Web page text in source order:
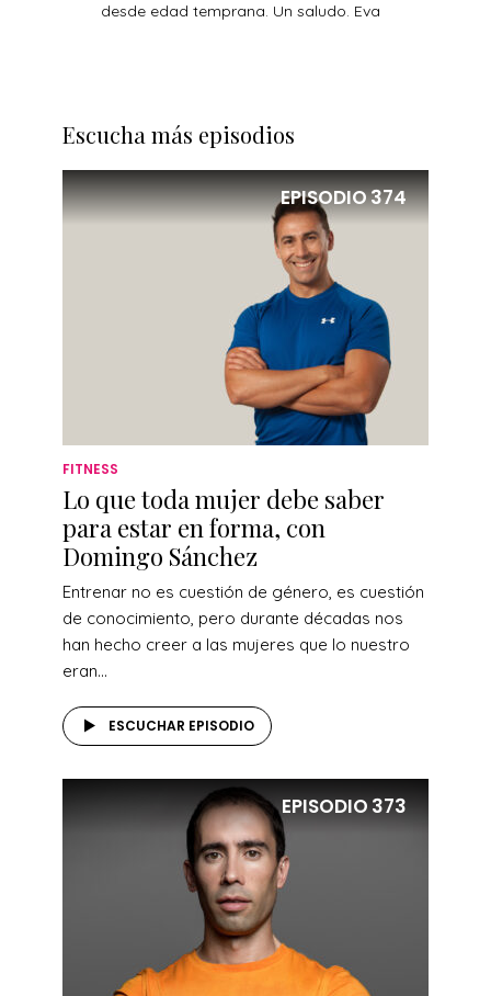
desde edad temprana. Un saludo. Eva
Escucha más episodios
EPISODIO374
FITNESS
Lo que toda mujer debe saber
para estar en forma, con
Domingo Sánchez
Entrenar no es cuestión de género, es cuestión
de conocimiento, pero durante décadas nos
han hecho creer a las mujeres que lo nuestro
eran...
ESCUCHAR EPISODIO
EPISODIO373